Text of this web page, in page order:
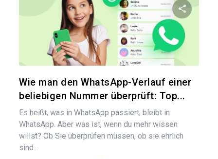
Diesen
Wie man den WhatsApp-Verlauf einer
beliebigen Nummer überprüft: Top...
Es heißt, was in WhatsApp passiert, bleibt in
WhatsApp. Aber was ist, wenn du mehr wissen
willst? Ob Sie überprüfen müssen, ob sie ehrlich
sind...